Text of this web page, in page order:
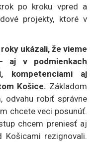
po kroku vpred a
projekty, ktoré v
ukázali, že vieme
aj v podmienkach
kompetenciami aj
Košice. Základom
odvahu robiť správne
chcete veci posunúť.
chcem preniesť aj
Košicami rezignovali.